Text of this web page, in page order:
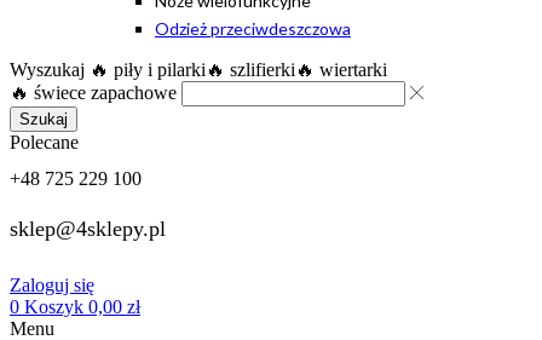
Odzież przeciwdeszczowa
Wyszukaj 🔥 piły i pilarki 🔥 szlifierki 🔥 wiertarki
🔥 świece zapachowe
Szukaj
Polecane
+48 725 229 100
sklep@4sklepy.pl
Zaloguj się
0 Koszyk 0,00 zł
Menu